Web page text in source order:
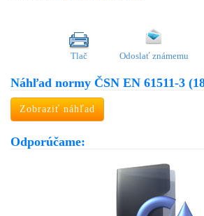
Tlač Odoslať známemu
Náhľad normy ČSN EN 61511-3
Zobraziť náhľad
Odporúčame: